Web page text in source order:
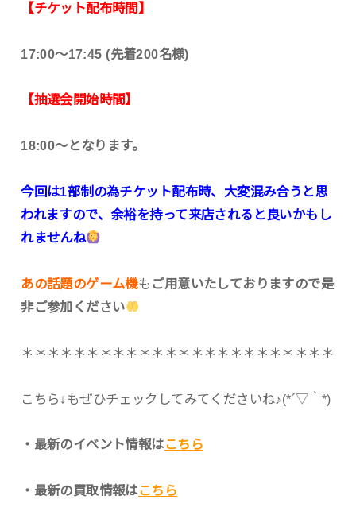
【チケット配布時間】
17:00～17:45 (先着200名様)
【抽選会開始時間】
18:00～となります。
今回は1部制の為チケット配布時、大変混み合うと思
われますので、余裕を持って来店されると良いかもし
れませんね
あの話題のゲーム機も ご用意いたしておりますので是
非ご参加ください
＊＊＊＊＊＊＊＊＊＊＊＊＊＊＊＊＊＊＊＊＊＊＊＊
こちら↓もぜひチェックしてみてくださいね♪(*´▽｀*)
・最新のイベント情報はこちら
・最新の買取情報はこちら